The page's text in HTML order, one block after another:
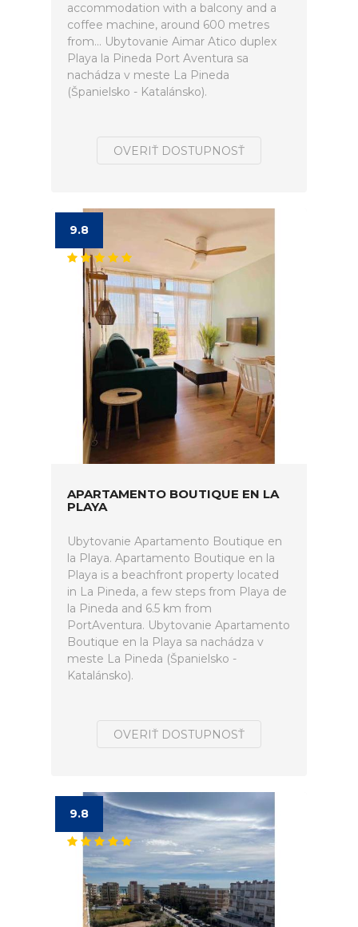
accommodation with a balcony and a
coffee machine, around 600 metres
from... Ubytovanie Aimar Atico duplex
Playa la Pineda Port Aventura sa
nachádza v meste La Pineda
(Španielsko - Katalánsko).
OVERIŤ DOSTUPNOSŤ
9.8
APARTAMENTO BOUTIQUE EN LA
PLAYA
Ubytovanie Apartamento Boutique en
la Playa. Apartamento Boutique en la
Playa is a beachfront property located
in La Pineda, a few steps from Playa de
la Pineda and 6.5 km from
PortAventura. Ubytovanie Apartamento
Boutique en la Playa sa nachádza v
meste La Pineda (Španielsko -
Katalánsko).
OVERIŤ DOSTUPNOSŤ
9.8